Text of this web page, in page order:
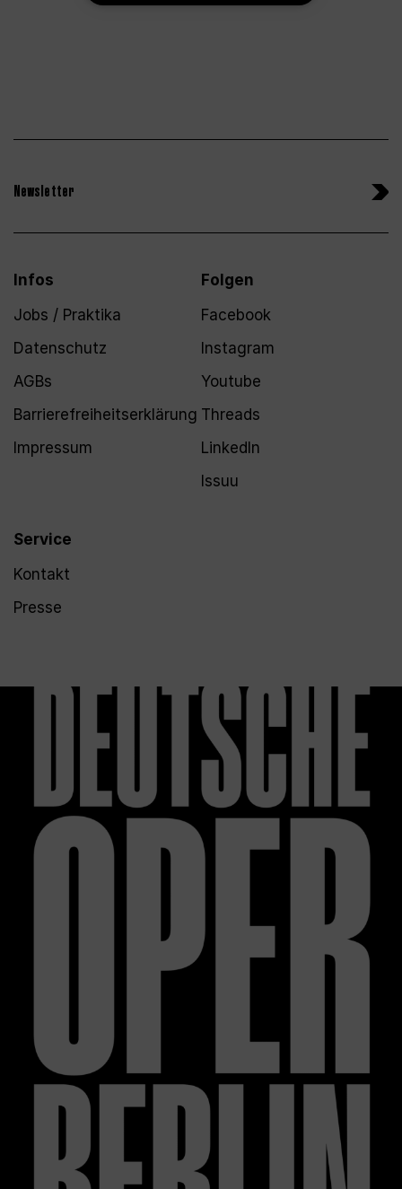
Newsletter
Infos
Jobs / Praktika
Datenschutz
AGBs
Barrierefreiheitserklärung
Impressum
Service
Kontakt
Presse
Folgen
Facebook
Instagram
Youtube
Threads
LinkedIn
Issuu